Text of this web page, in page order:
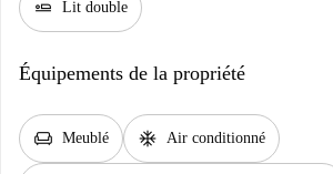
airline_seat_flat Lit double
Équipements de la propriété
chair Meublé ac_unit Air conditionné